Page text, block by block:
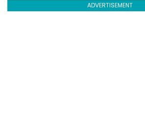
ADVERTISEMENT